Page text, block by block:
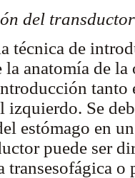
del transductor
técnica de
la anatomía de
izquierdo. Se
estómago en
puede ser
transesofágica